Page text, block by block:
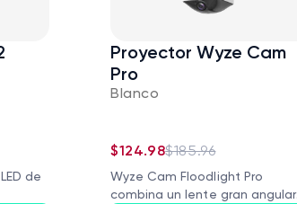
de
Proyector Wyze Cam
Pro
Blanco
$124.98$185.96
Wyze Cam Floodlight Pro
combina un lente gran angular